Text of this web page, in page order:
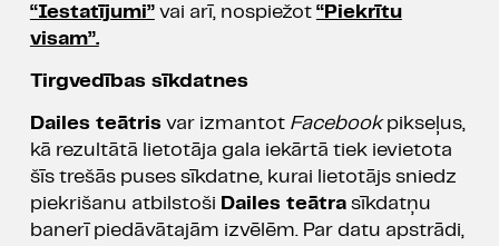
“Iestatījumi”vai arī, nospiežot “Piekrītu
visam”.
Tirgvedības sīkdatnes
Dailes teātrisvar izmantot Facebookpikseļus,
kā rezultātā lietotāja gala iekārtā tiek ievietota
šīs trešās puses sīkdatne, kurai lietotājs sniedz
piekrišanu atbilstoši Dailes teātrasīkdatņu
banerī piedāvātajām izvēlēm. Par datu apstrādi,